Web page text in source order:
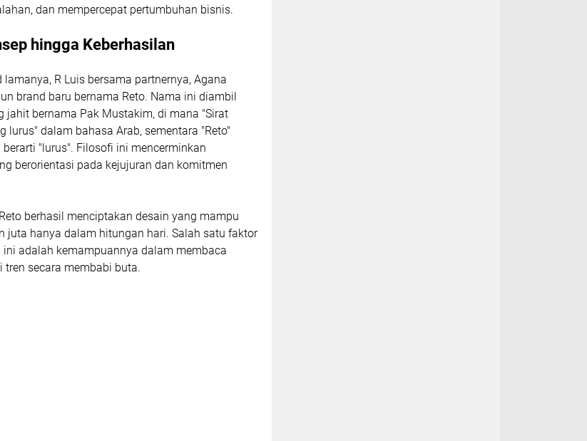
dan mempercepat pertumbuhan bisnis.
hingga Keberhasilan
R Luis bersama partnernya, Agana
brand baru bernama Reto. Nama ini diambil
jahit bernama Pak Mustakim, di mana "Sirat
lurus" dalam bahasa Arab, sementara "Reto"
"lurus". Filosofi ini mencerminkan
berorientasi pada kejujuran dan komitmen
berhasil menciptakan desain yang mampu
juta hanya dalam hitungan hari. Salah satu faktor
adalah kemampuannya dalam membaca
secara membabi buta.